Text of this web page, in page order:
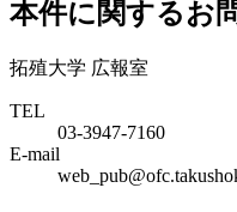
本件に関するお
拓殖大学 広報室
TEL
03-3947-7160
E-mail